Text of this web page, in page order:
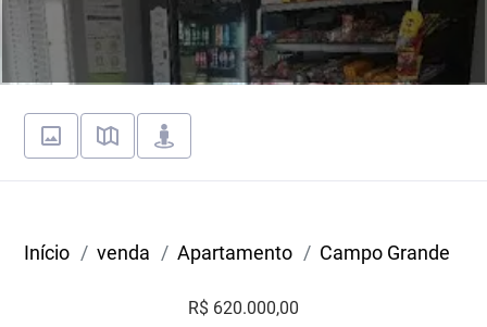
Início venda Apartamento Campo Grande
R$ 620.000,00